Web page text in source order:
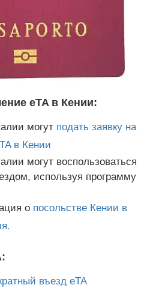
eTA в Кении:
могут подать заявку на
в Кении
могут воспользоваться
используя программу
о посольстве Кении в
въезд eTA